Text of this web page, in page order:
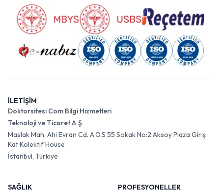
İLETİŞİM
Doktorsitesi Com Bilgi Hizmetleri
Teknoloji ve Ticaret A.Ş.
Maslak Mah. Ahi Evran Cd. A.O.S 55 Sokak No:2 Aksoy Plaza Giriş
Kat Kolektif House
İstanbul, Türkiye
SAĞLIK
PROFESYONELLER